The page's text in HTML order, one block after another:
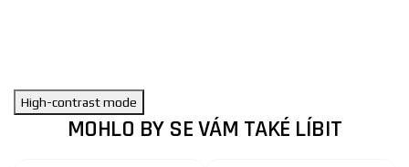
High-contrast mode
MOHLO BY SE VÁM TAKÉ LÍBIT